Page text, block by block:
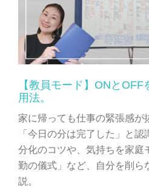
【教員モード】ONと
用法。
家に帰っても仕事の緊張感が
「今日の分は完了した」と
分化のコツや、気持ちを家庭
勤の儀式」など、自分を削ら
説。